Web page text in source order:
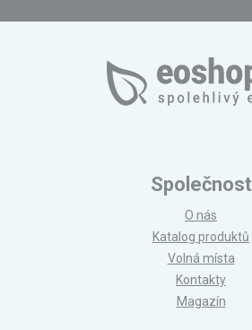
Společnost
O nás
Katalog produktů
Volná místa
Kontakty
Magazín